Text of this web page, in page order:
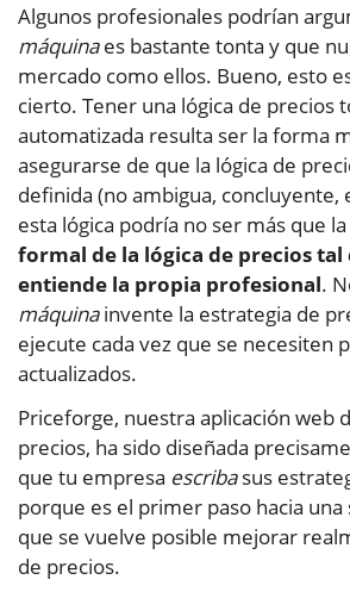
Algunos profesionales podrían
máquinaes bastante tonta y que
mercado como ellos. Bueno, esto
cierto. Tener una lógica de precios
automatizada resulta ser la forma
asegurarse de que la lógica de
definida (no ambigua, concluyente,
esta lógica podría no ser más que la
formal de la lógica de precios tal
entiende la propia profesional.
máquinainvente la estrategia de
ejecute cada vez que se necesiten
actualizados.
Priceforge, nuestra aplicación web
precios, ha sido diseñada
que tu empresa escribasus
porque es el primer paso hacia una
que se vuelve posible mejorar
de precios.